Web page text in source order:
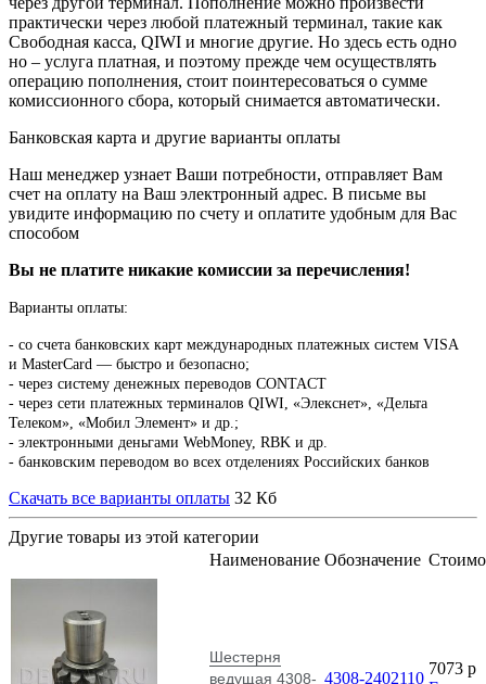
практически через любой платежный терминал, такие как
Свободная касса, QIWI и многие другие. Но здесь есть одно
но – услуга платная, и поэтому прежде чем осуществлять
операцию пополнения, стоит поинтересоваться о сумме
комиссионного сбора, который снимается автоматически.
Банковская карта и другие варианты оплаты
Наш менеджер узнает Ваши потребности, отправляет Вам
счет на оплату на Ваш электронный адрес. В письме вы
увидите информацию по счету и оплатите удобным для Вас
способом
Вы не платите никакие комиссии за перечисления!
Варианты оплаты:
- со счета банковских карт международных платежных систем VISA
и MasterCard — быстро и безопасно;
- через систему денежных переводов CONTACT
- через сети платежных терминалов QIWI, «Элекснет», «Дельта
Телеком», «Мобил Элемент» и др.;
- электронными деньгами WebMoney, RBK и др.
- банковским переводом во всех отделениях Российских банков
Скачать все варианты оплаты 32 Кб
Другие товары из этой категории
Наименование Обозначение
Шестерня
ведущая 4308- 4308-2402110
7073 p